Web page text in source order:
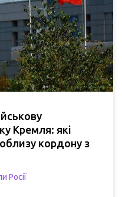
Кремля: які
кордону з
Росії